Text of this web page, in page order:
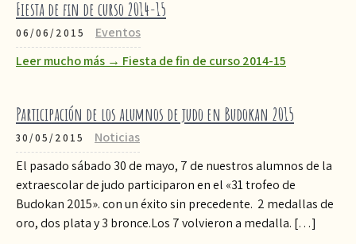
Fiesta de fin de curso 2014-15
06/06/2015
Eventos
Leer mucho más → Fiesta de fin de curso 2014-15
Participación de los alumnos de judo en Budokan 2015
30/05/2015
Noticias
El pasado sábado 30 de mayo, 7 de nuestros alumnos de la
extraescolar de judo participaron en el «31 trofeo de
Budokan 2015». con un éxito sin precedente. 2 medallas de
oro, dos plata y 3 bronce.Los 7 volvieron a medalla. […]